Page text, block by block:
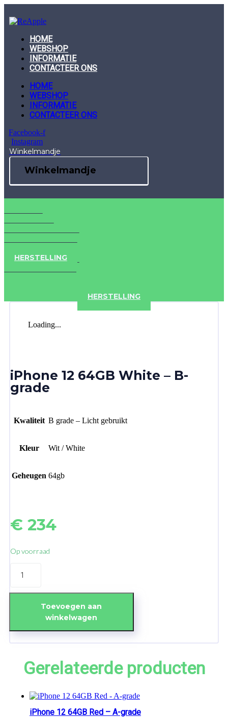
to
content
HOME
WEBSHOP
INFORMATIE
CONTACTEER ONS
HOME
WEBSHOP
INFORMATIE
CONTACTEER ONS
Facebook-f
Instagram
Winkelmandje
Winkelmandje
HERSTELLING
HERSTELLING
Loading...
iPhone 12 64GB White – B-
grade
Kwaliteit B grade – Licht gebruikt
Kleur Wit / White
Geheugen 64gb
€ 234
Op voorraad
White
aantal
Toevoegen aan
winkelwagen
Gerelateerde producten
iPhone 12 64GB Red – A-grade